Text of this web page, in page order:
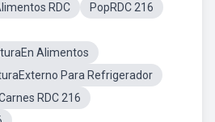
RDC
PopRDC 216
Alimentos
Para Refrigerador
RDC 216